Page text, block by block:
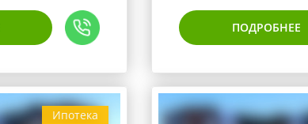
ПОДРОБНЕЕ
Ипотека